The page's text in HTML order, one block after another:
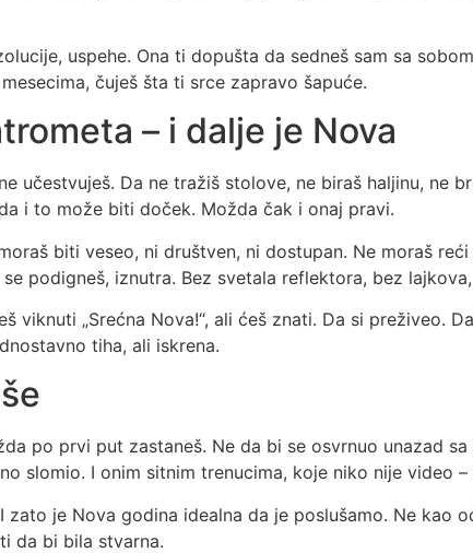
uspehe. Ona ti dopušta da sedneš sam sa
čuješ šta ti srce zapravo šapuće.
– i dalje je Nova
učestvuješ. Da ne tražiš stolove, ne biraš haljinu, ne
i to može biti doček. Možda čak i onaj pravi.
biti veseo, ni društven, ni dostupan. Ne moraš
podigneš, iznutra. Bez svetala reflektora, bez
viknuti „Srećna Nova!“, ali ćeš znati. Da si preživeo.
tiha, ali iskrena.
po prvi put zastaneš. Ne da bi se osvrnuo unazad
slomio. I onim sitnim trenucima, koje niko nije video –
je Nova godina idealna da je poslušamo. Ne kao
da bi bila stvarna.